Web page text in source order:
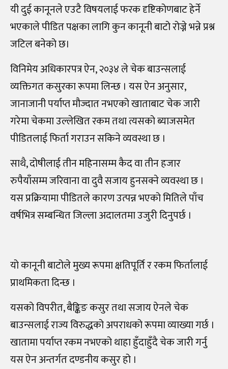
यी दुई कानूनले एउटै विषयलाई फरक दृष्टिकोणबाट हेर्ने
भएकाले पीडित पक्षका लागि कुन कानूनी बाटो रोज्ने भन्ने प्रश्न
जटिल बनेको छ।
विनिमेय अधिकारपत्र ऐन, २०३४ ले चेक बाउन्सलाई
व्यक्तिगत कसुरका रूपमा लिन्छ । यस ऐन अनुसार,
जानाजानी पर्याप्त मौज्दात नभएको खाताबाट चेक जारी
गरेमा चेकमा उल्लेखित रकम तथा त्यसको ब्याजसमेत
पीडितलाई फिर्ता गराउन सकिने व्यवस्था छ ।
साथै, दोषीलाई तीन महिनासम्म कैद वा तीन हजार
रुपैयाँसम्म जरिवाना वा दुवै सजाय हुनसक्ने व्यवस्था छ ।
यस प्रक्रियामा पीडितले कारण उत्पन्न भएको मितिले पाँच
वर्षभित्र सम्बन्धित जिल्ला अदालतमा उजुरी दिनुपर्छ ।
यो कानूनी बाटोले मुख्य रूपमा क्षतिपूर्ति र रकम फिर्तालाई
प्राथमिकता दिन्छ ।
यसको विपरीत, बैङ्किङ कसुर तथा सजाय ऐनले चेक
बाउन्सलाई राज्य विरुद्धको अपराधको रूपमा व्याख्या गर्छ ।
खातामा पर्याप्त रकम नभएको थाहा हुँदाहुँदै चेक जारी गर्नु
यस ऐन अन्तर्गत दण्डनीय कसुर हो ।